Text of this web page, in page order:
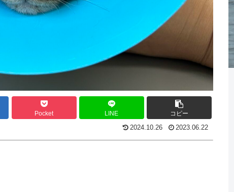
Pocket LINE コピー
2024.10.26 2023.06.22